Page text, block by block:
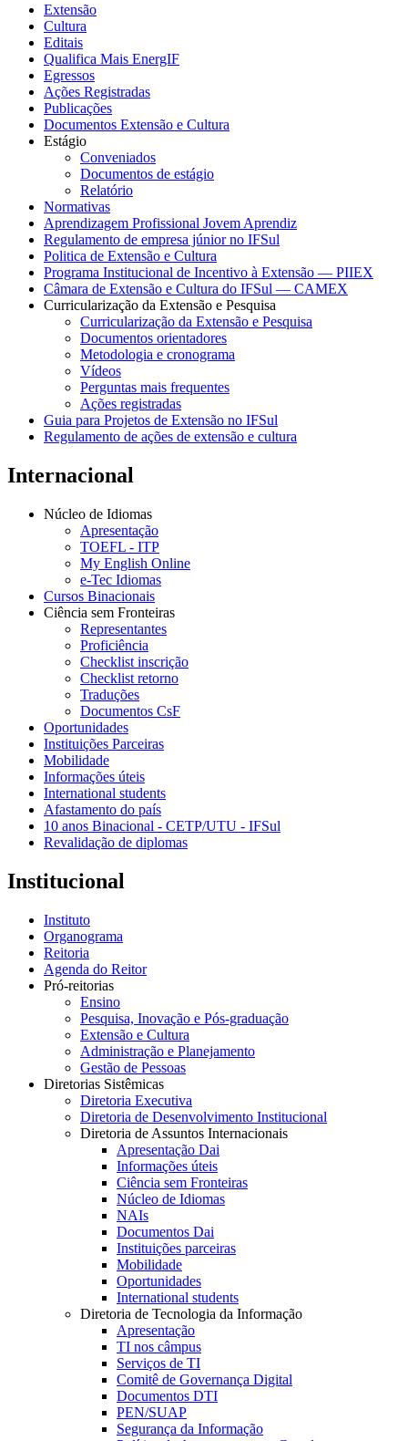
Extensão
Cultura
Editais
Qualifica Mais EnergIF
Egressos
Ações Registradas
Publicações
Documentos Extensão e Cultura
Estágio
Conveniados
Documentos de estágio
Relatório
Normativas
Aprendizagem Profissional Jovem Aprendiz
Regulamento de empresa júnior no IFSul
Politica de Extensão e Cultura
Programa Institucional de Incentivo à Extensão — PIIEX
Câmara de Extensão e Cultura do IFSul — CAMEX
Curricularização da Extensão e Pesquisa
Curricularização da Extensão e Pesquisa
Documentos orientadores
Metodologia e cronograma
Vídeos
Perguntas mais frequentes
Ações registradas
Guia para Projetos de Extensão no IFSul
Regulamento de ações de extensão e cultura
Internacional
Núcleo de Idiomas
Apresentação
TOEFL - ITP
My English Online
e-Tec Idiomas
Cursos Binacionais
Ciência sem Fronteiras
Representantes
Proficiência
Checklist inscrição
Checklist retorno
Traduções
Documentos CsF
Oportunidades
Instituições Parceiras
Mobilidade
Informações úteis
International students
Afastamento do país
10 anos Binacional - CETP/UTU - IFSul
Revalidação de diplomas
Institucional
Instituto
Organograma
Reitoria
Agenda do Reitor
Pró-reitorias
Ensino
Pesquisa, Inovação e Pós-graduação
Extensão e Cultura
Administração e Planejamento
Gestão de Pessoas
Diretorias Sistêmicas
Diretoria Executiva
Diretoria de Desenvolvimento Institucional
Diretoria de Assuntos Internacionais
Apresentação Dai
Informações úteis
Ciência sem Fronteiras
Núcleo de Idiomas
NAIs
Documentos Dai
Instituições parceiras
Mobilidade
Oportunidades
International students
Diretoria de Tecnologia da Informação
Apresentação
TI nos câmpus
Serviços de TI
Comitê de Governança Digital
Documentos DTI
PEN/SUAP
Segurança da Informação